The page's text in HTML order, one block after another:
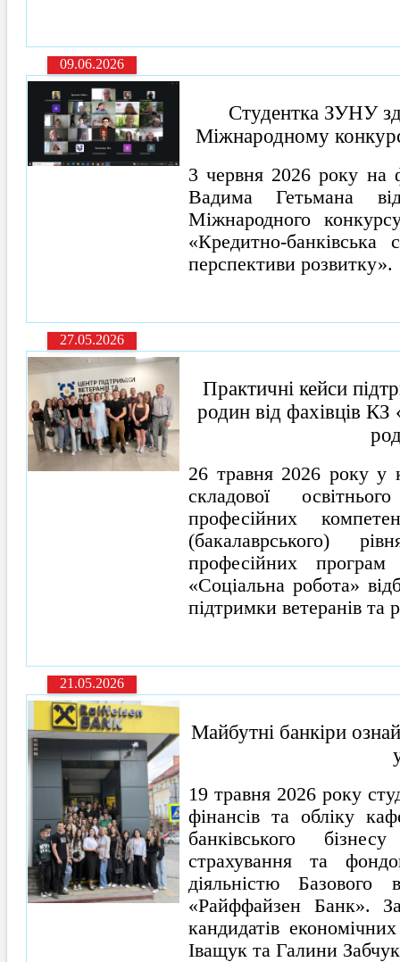
09.06.2026
Студентка ЗУНУ
Міжнародному
3 червня 2026 року на
Вадима Гетьмана
Міжнародного
«Кредитно-банківська
перспективи розвитку».
27.05.2026
Практичні кейси
родин від фахівців КЗ
26 травня 2026 року у
складової
професійних
(бакалаврського)
професійних програм
«Соціальна робота»
підтримки ветеранів та
21.05.2026
Майбутні банкіри
19 травня 2026 року
фінансів та обліку
банківського
страхування та
діяльністю
«Райффайзен Банк».
кандидатів
Іващук та Галини